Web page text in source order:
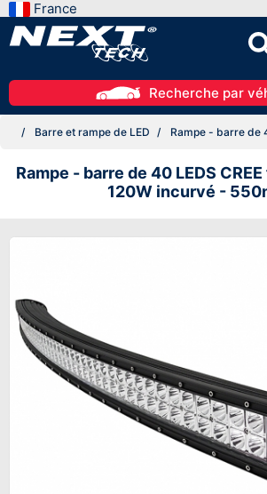
France
Recherche par
Barre et rampe de LED Rampe - barre de
Rampe - barre de 40 LEDS
120W incurvé -